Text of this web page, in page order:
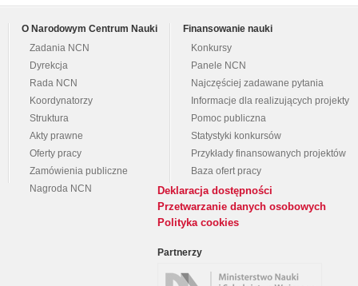
O Narodowym Centrum Nauki
Zadania NCN
Dyrekcja
Rada NCN
Koordynatorzy
Struktura
Akty prawne
Oferty pracy
Zamówienia publiczne
Nagroda NCN
Finansowanie nauki
Konkursy
Panele NCN
Najczęściej zadawane pytania
Informacje dla realizujących projekty
Pomoc publiczna
Statystyki konkursów
Przykłady finansowanych projektów
Baza ofert pracy
Deklaracja dostępności
Przetwarzanie danych osobowych
Polityka cookies
Partnerzy